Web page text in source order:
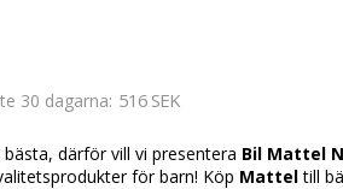
30 dagarna 516 SEK
därför vill vi presentera Bil Mattel
för barn! Köp Matteltill